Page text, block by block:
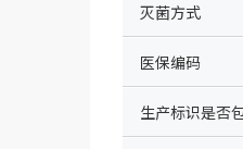
灭菌方式
医保编码
生产标识是否